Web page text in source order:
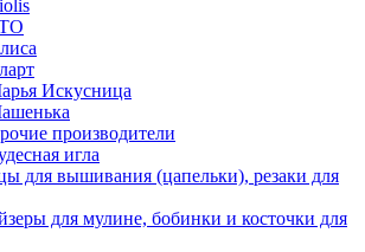
Искусница
производители
игла
для вышивания (цапельки), резаки для
для мулине, бобинки и косточки для